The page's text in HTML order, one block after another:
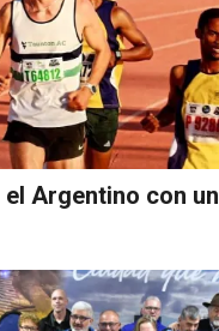
Argentino con un